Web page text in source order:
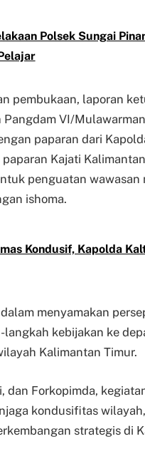
Polsek Sungai
pembukaan, laporan
VI/
paparan dari
Kajati
penguatan
ishoma.
Kondusif, Kapolda
menyamakan
kebijakan ke
Kalimantan Timur.
dan Forkopimda,
kondusifitas
strategis di